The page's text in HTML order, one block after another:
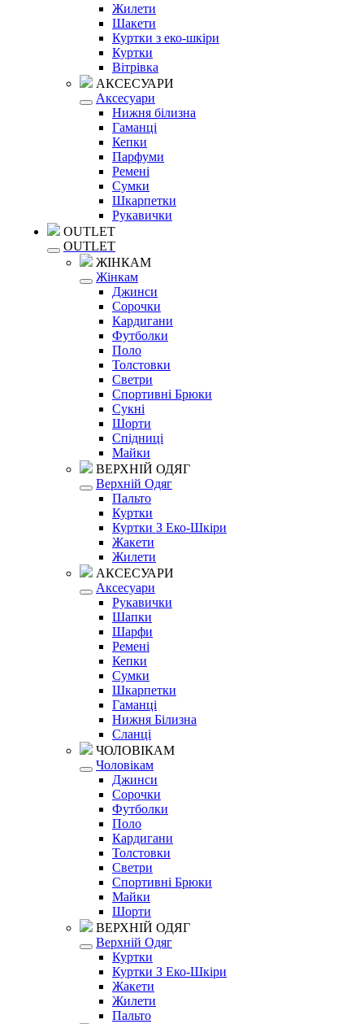
Жилети
Шакети
Куртки з еко-шкіри
Куртки
Вітрівка
АКСЕСУАРИ
Аксесуари
Нижня білизна
Гаманці
Кепки
Парфуми
Ремені
Сумки
Шкарпетки
Рукавички
OUTLET
OUTLET
ЖІНКАМ
Жінкам
Джинси
Сорочки
Кардигани
Футболки
Поло
Толстовки
Светри
Спортивні Брюки
Сукні
Шорти
Спідниці
Майки
ВЕРХНІЙ ОДЯГ
Верхній Одяг
Пальто
Куртки
Куртки З Еко-Шкіри
Жакети
Жилети
АКСЕСУАРИ
Аксесуари
Рукавички
Шапки
Шарфи
Ремені
Кепки
Сумки
Шкарпетки
Гаманці
Нижня Білизна
Сланці
ЧОЛОВІКАМ
Чоловікам
Джинси
Сорочки
Футболки
Поло
Кардигани
Толстовки
Светри
Спортивні Брюки
Майки
Шорти
ВЕРХНІЙ ОДЯГ
Верхній Одяг
Куртки
Куртки З Еко-Шкіри
Жакети
Жилети
Пальто